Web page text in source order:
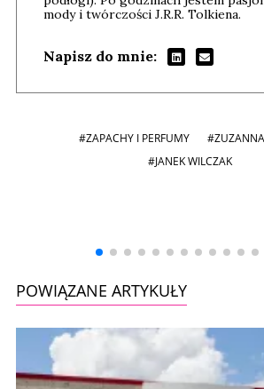
mody i twórczości J.R.R. Tolkiena.
Napisz do mnie:
#ZAPACHY I PERFUMY
#JANEK WILCZAK
POWIĄZANE ARTYKUŁY